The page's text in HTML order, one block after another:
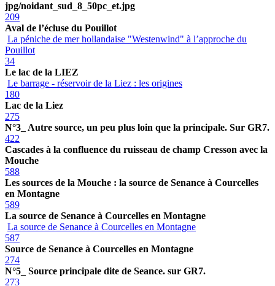
jpg/noidant_sud_8_50pc_et.jpg
209
Aval de l’écluse du Pouillot
La péniche de mer hollandaise "Westenwind" à l’approche du
Pouillot
34
Le lac de la LIEZ
Le barrage - réservoir de la Liez : les origines
180
Lac de la Liez
275
N°3_ Autre source, un peu plus loin que la principale. Sur GR7.
422
Cascades à la confluence du ruisseau de champ Cresson avec la
Mouche
588
Les sources de la Mouche : la source de Senance à Courcelles
en Montagne
589
La source de Senance à Courcelles en Montagne
La source de Senance à Courcelles en Montagne
587
Source de Senance à Courcelles en Montagne
274
N°5_ Source principale dite de Seance. sur GR7.
273